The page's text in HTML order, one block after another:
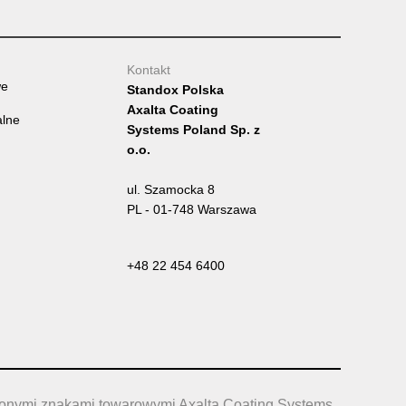
Kontakt
Standox Polska
Axalta Coating
Systems Poland Sp. z
o.o.
ul. Szamocka 8
PL - 01-748 Warszawa
+48 22 454 6400